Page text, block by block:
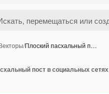
/Плоский пасхальный п…
пост в социальных сетях